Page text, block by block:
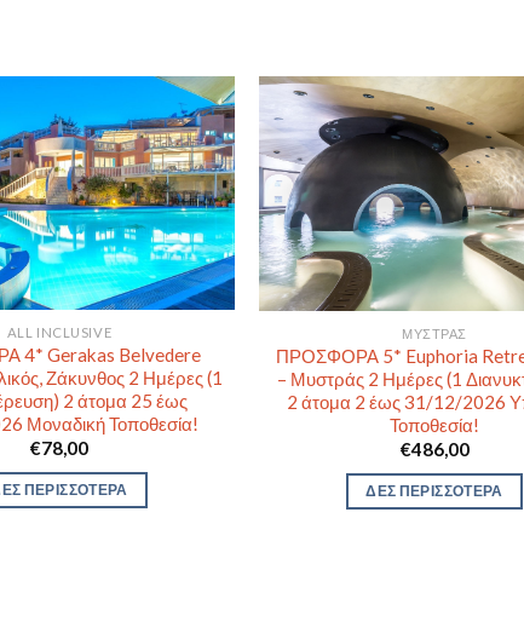
ALL INCLUSIVE
4* Gerakas Belvedere
Ζάκυνθος 2 Ημέρες (1
2 άτομα 25 έως
Μοναδική Τοποθεσία!
€78,00
ΠΕΡΙΣΣΟΤΕΡΑ
ΜΥΣΤΡΆΣ
ΠΡΟΣΦΟΡΑ 5* Euphoria
– Μυστράς 2 Ημέρες (1
2 άτομα 2 έως 31/12/2026
Τοποθεσία!
€486,00
ΔΕΣ ΠΕΡΙΣΣΟΤΕΡΑ